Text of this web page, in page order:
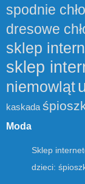
spodnie
dresowe
sklep
sklep
niemowląt
kaskada
Moda
Sklep
dzieci: